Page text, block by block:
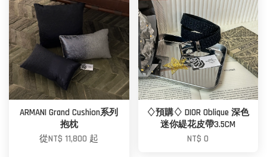
ARMANI Grand Cushion系列
抱枕
從NT$ 11,800 起
♢預購♢ DIOR Oblique 深色
迷你緹花皮帶3.5CM
NT$ 0